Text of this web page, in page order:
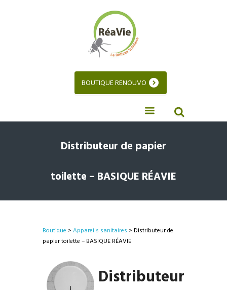
BOUTIQUE RENOUVO
Distributeur de papier
toilette – BASIQUE RÉAVIE
Boutique > Appareils sanitaires > Distributeur de
papier toilette – BASIQUE RÉAVIE
Distributeur